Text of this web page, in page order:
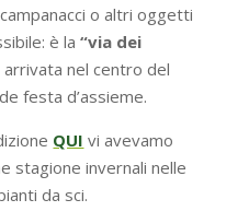
o altri oggetti
è la“via dei
arrivata nel centro del
festa d’assieme.
QUI vi avevamo
stagione invernali nelle
da sci.